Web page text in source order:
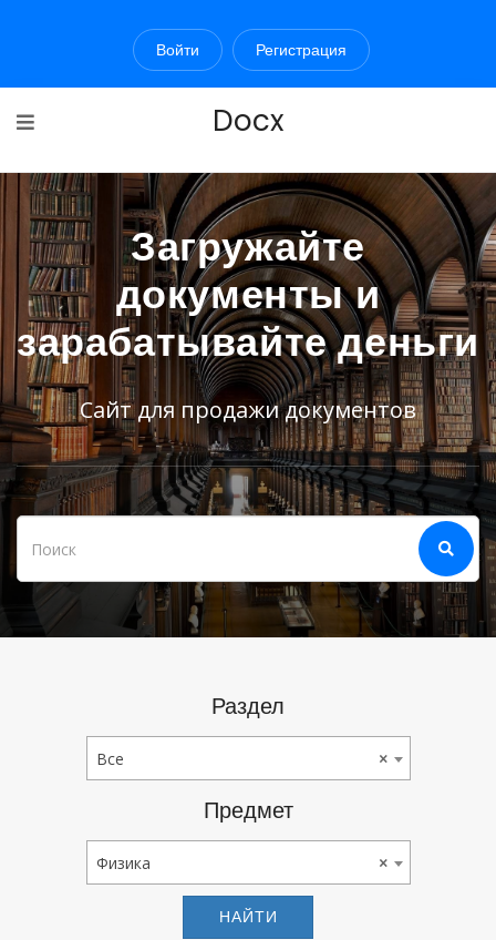
Войти Регистрация
Docx
Загружайте
документы и
зарабатывайте деньги
Сайт для продажи документов
Раздел
Все ×
Все
Предмет
Физика ×
Физика
НАЙТИ